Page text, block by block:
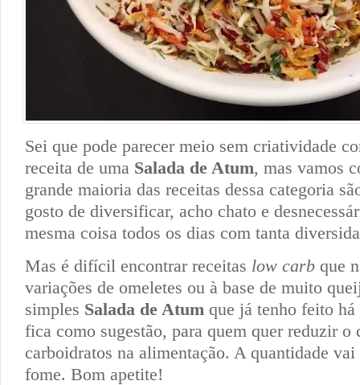
Sei que pode parecer meio sem criatividade
receita de uma Salada de Atum, mas vamos
grande maioria das receitas dessa categoria
gosto de diversificar, acho chato e
mesma coisa todos os dias com tanta
Mas é difícil encontrar receitas low carb que
variações de omeletes ou à base de muito
simples Salada de Atum que já tenho feito
fica como sugestão, para quem quer reduzir o
carboidratos na alimentação. A quantidade vai
fome. Bom apetite!